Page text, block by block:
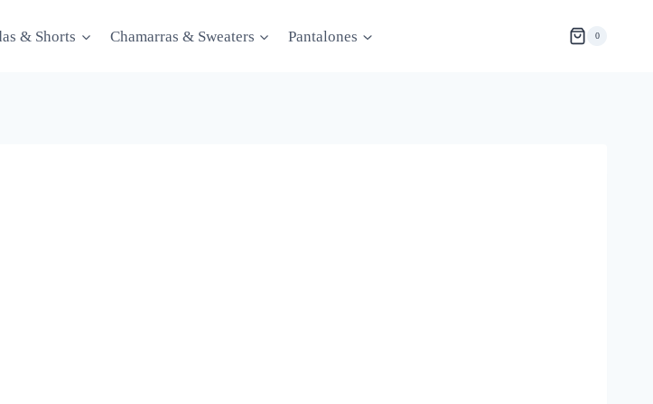
& Shorts Chamarras & Sweaters Pantalones 0